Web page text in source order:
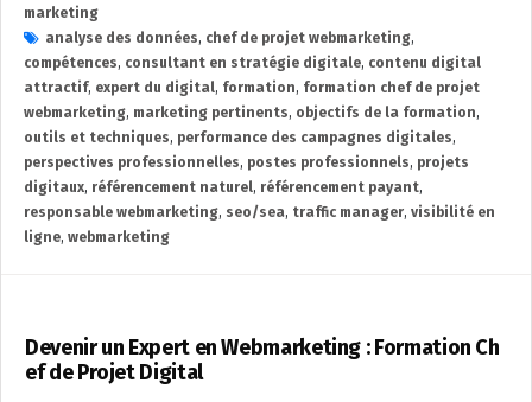
marketing
analyse des données, chef de projet webmarketing,
compétences, consultant en stratégie digitale, contenu digital
attractif, expert du digital, formation, formation chef de projet
webmarketing, marketing pertinents, objectifs de la formation,
outils et techniques, performance des campagnes digitales,
perspectives professionnelles, postes professionnels, projets
digitaux, référencement naturel, référencement payant,
responsable webmarketing, seo/sea, traffic manager, visibilité en
ligne, webmarketing
Devenir un Expert en Webmarketing : Formation Ch
ef de Projet Digital